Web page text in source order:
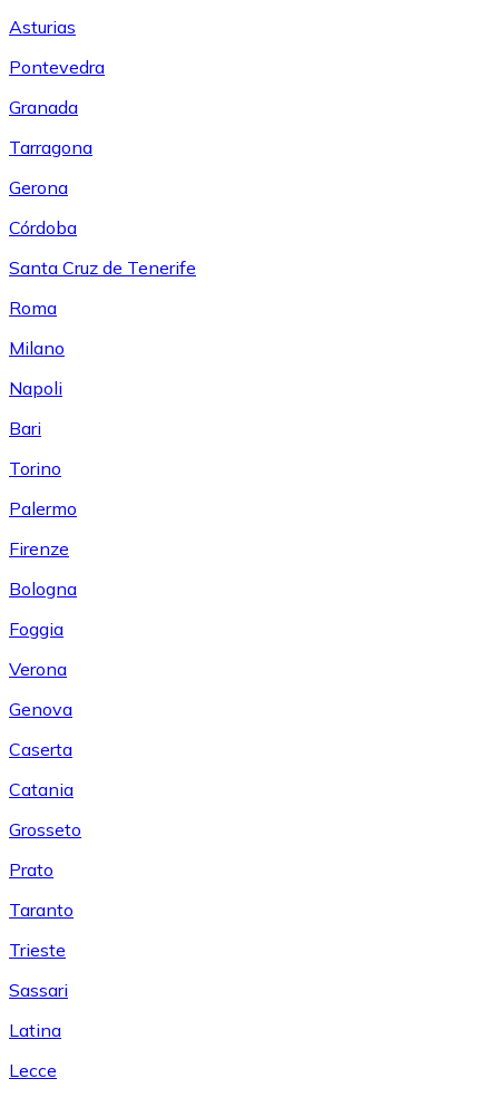
Asturias
Pontevedra
Granada
Tarragona
Gerona
Córdoba
Santa Cruz de Tenerife
Roma
Milano
Napoli
Bari
Torino
Palermo
Firenze
Bologna
Foggia
Verona
Genova
Caserta
Catania
Grosseto
Prato
Taranto
Trieste
Sassari
Latina
Lecce